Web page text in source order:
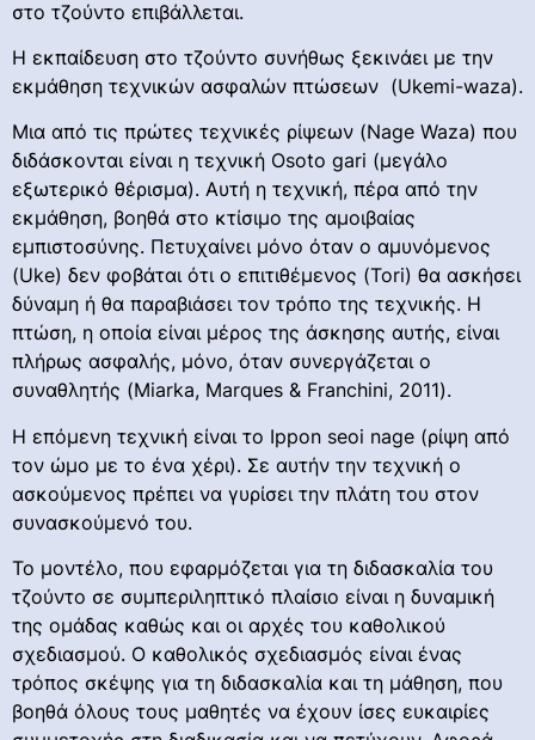
στο τζούντο επιβάλλεται.
Η εκπαίδευση στο τζούντο συνήθως ξεκινάει με την
εκμάθηση τεχνικών ασφαλών πτώσεων (Ukemi-waza).
Μια από τις πρώτες τεχνικές ρίψεων (Nage Waza) που
διδάσκονται είναι η τεχνική Osoto gari (μεγάλο
εξωτερικό θέρισμα). Αυτή η τεχνική, πέρα από την
εκμάθηση, βοηθά στο κτίσιμο της αμοιβαίας
εμπιστοσύνης. Πετυχαίνει μόνο όταν ο αμυνόμενος
(Uke) δεν φοβάται ότι ο επιτιθέμενος (Tori) θα ασκήσει
δύναμη ή θα παραβιάσει τον τρόπο της τεχνικής. Η
πτώση, η οποία είναι μέρος της άσκησης αυτής, είναι
πλήρως ασφαλής, μόνο, όταν συνεργάζεται ο
συναθλητής (Miarka, Marques & Franchini, 2011).
Η επόμενη τεχνική είναι το Ippon seoi nage (ρίψη από
τον ώμο με το ένα χέρι). Σε αυτήν την τεχνική ο
ασκούμενος πρέπει να γυρίσει την πλάτη του στον
συνασκούμενό του.
Το μοντέλο, που εφαρμόζεται για τη διδασκαλία του
τζούντο σε συμπεριληπτικό πλαίσιο είναι η δυναμική
της ομάδας καθώς και οι αρχές του καθολικού
σχεδιασμού. Ο καθολικός σχεδιασμός είναι ένας
τρόπος σκέψης για τη διδασκαλία και τη μάθηση, που
βοηθά όλους τους μαθητές να έχουν ίσες ευκαιρίες